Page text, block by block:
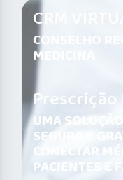
CRM
CONSELHO
MEDICINA
UMA
SEGURA E
CONECTAR
PACIENTES E